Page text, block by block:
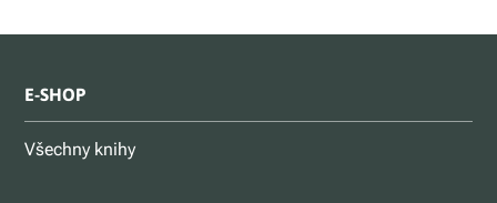
E-SHOP
Všechny knihy